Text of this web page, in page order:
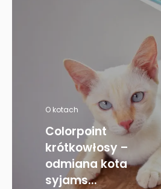
O kotach
Colorpoint
krótkowłosy –
odmiana kota
syjams...